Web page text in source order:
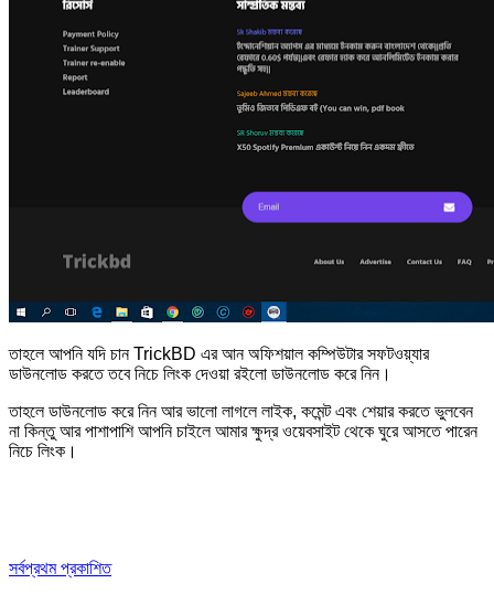
তাহলে আপনি যদি চান TrickBD এর আন অফিশয়াল কম্পিউটার সফটওয়্যার
ডাউনলোড করতে তবে নিচে লিংক দেওয়া রইলো ডাউনলোড করে নিন।
তাহলে ডাউনলোড করে নিন আর ভালো লাগলে লাইক, কমেন্ট এবং শেয়ার করতে ভুলবেন
না কিন্তু আর পাশাপাশি আপনি চাইলে আমার ক্ষুদ্র ওয়েবসাইট থেকে ঘুরে আসতে পারেন
নিচে লিংক।
সর্বপ্রথম প্রকাশিত